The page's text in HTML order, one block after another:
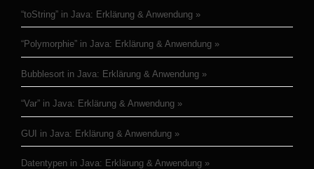
“toString” in Java: Erklärung & Anwendung
“Polymorphie” in Java: Erklärung & Anwendung
Bubblesort in Java: Erklärung & Anwendung
“Var” in Java: Erklärung & Anwendung
GUI in Java: Erklärung & Anwendung
Datentypen in Java: Erklärung & Anwendung